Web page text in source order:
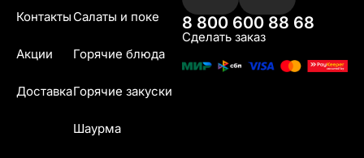
Контакты
Акции
Доставка
Салаты и поке
Горячие блюда
Горячие закуски
Шаурма
8 800 600 88 68
Сделать заказ